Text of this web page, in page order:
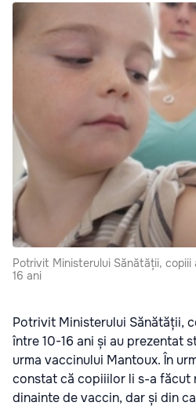
Potrivit Ministerului Sănătății,
16 ani
Potrivit Ministerului Sănătății,
între 10-16 ani și au prezentat
urma vaccinului Mantoux. În
constat că copiiilor li s-a făcut
dinainte de vaccin, dar și din